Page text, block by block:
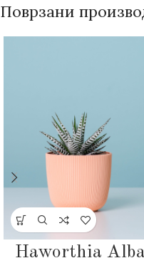
Поврзани
Haworthia Alba